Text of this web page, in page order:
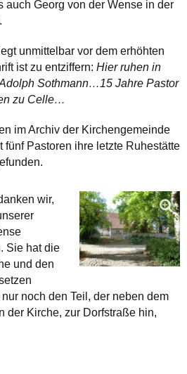
auch Georg von der Wense in der
unmittelbar vor dem erhöhten
ist zu entziffern: Hier ruhen in
Sothmann…15 Jahre Pastor
zu Celle…
im Archiv der Kirchengemeinde
fünf Pastoren ihre letzte Ruhestätte
wir,
Sie hat die
und den
noch den Teil, der neben dem
der Kirche, zur Dorfstraße hin,